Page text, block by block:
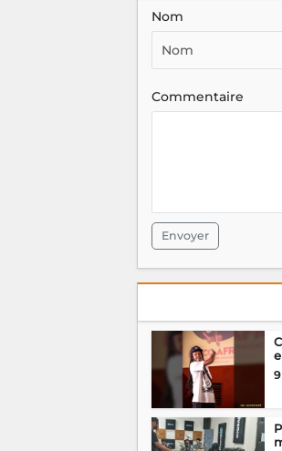
Nom
Commentaire
Envoyer